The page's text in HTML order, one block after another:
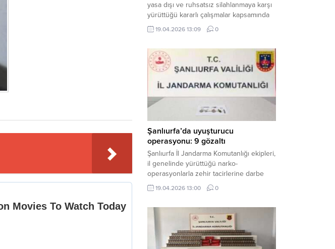
yasa dışı ve ruhsatsız silahlanmaya karşı
yürüttüğü kararlı çalışmalar kapsamında
Bozova ilçesinde bir ikamete operasyon
düzenledi. Yapılan aramada çok sayıda
mühimmat ele geçirildi. Haber Merkezi –
Şanlıurfa Valiliği İl Basın ve Halkla İlişkiler
Müdürlüğü tarafından yapılan açıklamaya
göre; 17 Nisan...
19.04.2026 13:09 0
Şanlıurfa’da uyuşturucu
operasyonu: 9 gözaltı
Şanlıurfa İl Jandarma Komutanlığı ekipleri,
il genelinde yürüttüğü narko-
operasyonlarla zehir tacirlerine darbe
indirdi. Üç ilçede eş zamanlı
gerçekleştirilen faaliyetlerde çeşitli
şüpheli hakkında adli işlem başlatıldı.
Haber Merkezi – Şanlıurfa Valiliği İl Basın
ve Halkla İlişkiler Müdürlüğü’nden yapılan
açıklamaya göre, İl Jandarma Komutanlığı
19.04.2026 13:00 0